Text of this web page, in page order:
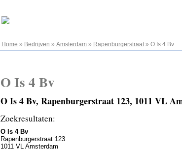
Home » Bedrijven » Amsterdam » Rapenburgerstraat» O Is 4 Bv
O Is 4 Bv
O Is 4 Bv, Rapenburgerstraat 123, 1011 VL
Zoekresultaten:
O Is 4 Bv
Rapenburgerstraat 123
1011 VL Amsterdam